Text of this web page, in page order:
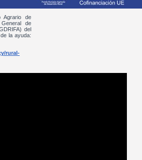
Agrario de
de
del
la ayuda:
rural-